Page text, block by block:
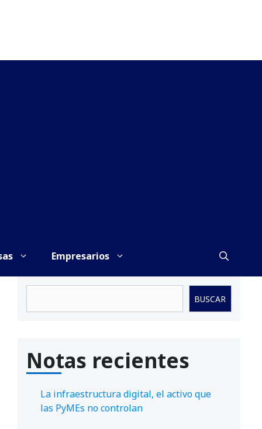
Empresarios
BUSCAR
Notas recientes
La infraestructura digital, el activo que
las PyMEs no controlan